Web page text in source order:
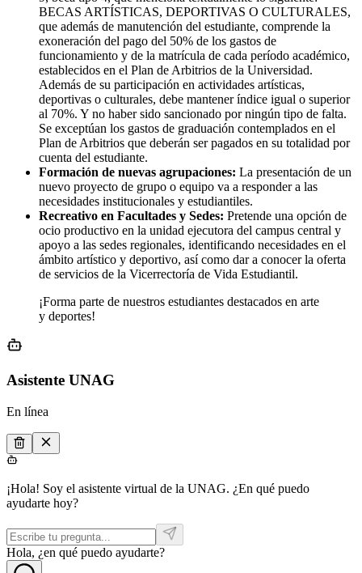
BECAS ARTÍSTICAS, DEPORTIVAS O CULTURALES,
que además de manutención del estudiante, comprende la
exoneración del pago del 50% de los gastos de
funcionamiento y de la matrícula de cada período académico,
establecidos en el Plan de Arbitrios de la Universidad.
Además de su participación en actividades artísticas,
deportivas o culturales, debe mantener índice igual o superior
al 70%. Y no haber sido sancionado por ningún tipo de falta.
Se exceptúan los gastos de graduación contemplados en el
Plan de Arbitrios que deberán ser pagados en su totalidad por
cuenta del estudiante.
Formación de nuevas agrupaciones: La presentación de un
nuevo proyecto de grupo o equipo va a responder a las
necesidades institucionales y estudiantiles.
Recreativo en Facultades y Sedes: Pretende una opción de
ocio productivo en la unidad ejecutora del campus central y
apoyo a las sedes regionales, identificando necesidades en el
ámbito artístico y deportivo, así como dar a conocer la oferta
de servicios de la Vicerrectoría de Vida Estudiantil.
¡Forma parte de nuestros estudiantes destacados en arte
y deportes!
Asistente UNAG
En línea
¡Hola! Soy el asistente virtual de la UNAG. ¿En qué puedo
ayudarte hoy?
Hola, ¿en qué puedo ayudarte?